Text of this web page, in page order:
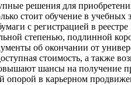
решения для
стоит обучение в учебных
с регистрацией в
степенью, подлинной
об окончании от
стоимость, а также
шансы на получение
в карьерном